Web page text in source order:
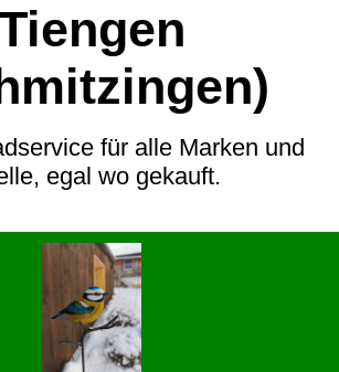
für alle Marken und
egal wo gekauft.